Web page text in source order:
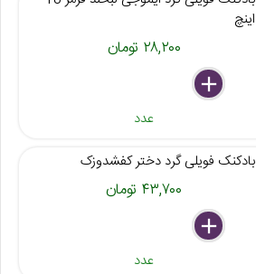
اینچ
۲۸,۲۰۰ تومان
delete
remove
add
عدد
بادکنک فویلی گرد دختر کفشدوزک
۴۳,۷۰۰ تومان
delete
remove
add
عدد